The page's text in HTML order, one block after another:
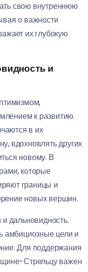
свою внутреннюю
о важности
их глубокую
и
к развитию.
в их
вдохновлять других
новому. В
которые
границы и
новых вершин.
дальновидность.
цели и
Для поддержания
Стрельцу важен